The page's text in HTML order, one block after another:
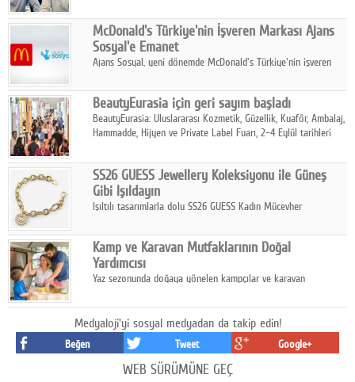
stratejisini uluslararası ölçeğe taşıyan satın alma hamlesini
tamamladı.
McDonald's Türkiye'nin İşveren Markası Ajans
Sosyal'e Emanet
Ajans Sosyal, yeni dönemde McDonald's Türkiye'nin işveren
BeautyEurasia için geri sayım başladı
BeautyEurasia: Uluslararası Kozmetik, Güzellik, Kuaför, Ambalaj,
Hammadde, Hijyen ve Private Label Fuarı, 2–4 Eylül tarihleri
SS26 GUESS Jewellery Koleksiyonu ile Güneş
Gibi Işıldayın
Işıltılı tasarımlarla dolu SS26 GUESS Kadın Mücevher
dokunuşunu taşıyor.
Kamp ve Karavan Mutfaklarının Doğal
Yardımcısı
Yaz sezonunda doğaya yönelen kampçılar ve karavan
temizlik sağlayan, çevreye duyarlı bitkisel içerikli ürünleri tercih
ediyor.
Medyaloji'yi sosyal medyadan da takip edin!
Beğen Tweet Google+
WEB SÜRÜMÜNE GEÇ